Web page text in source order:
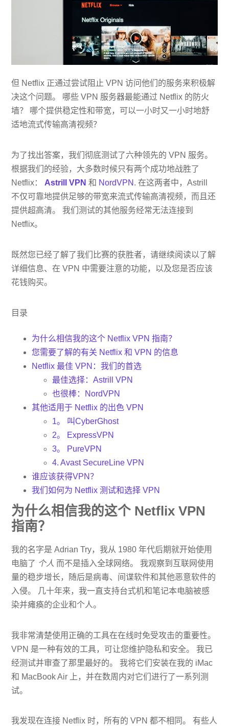
但 Netflix 正通过尝试阻止 VPN 访问他们的服务来积极解
决这个问题。 哪些 VPN 服务器最能通过 Netflix 的防火
墙？ 哪个提供稳定性和带宽，可以一小时又一小时地舒
适地流式传输高清视频？
为了找出答案，我们彻底测试了六种领先的 VPN 服务。
根据我们的经验，大多数时候只有两个成功地战胜了
Netflix： Astrill VPN 和 NordVPN . 在这两者中，Astrill
不仅可靠地提供足够的带宽来流式传输高清视频，而且还
提供超高清。 我们测试的其他服务经常无法连接到
Netflix。
既然您已经了解了我们比赛的获胜者，请继续阅读以了解
详细信息、在 VPN 中需要注意的功能，以及您是否应该
花钱购买。
目录
为什么相信我的这个 Netflix VPN 指南？
您需要了解的有关 Netflix 和 VPN 的信息
Netflix 最佳 VPN：我们的首选
最佳选择：Astrill VPN
也很棒：NordVPN
其他适用于 Netflix 的出色 VPN
1。 叫Cyber​​Ghost
2。 ExpressVPN
3。 PureVPN
4. Avast SecureLine VPN
谁应该获得VPN？
我们如何为 Netflix 测试和选择 VPN
为什么相信我的这个 Netflix VPN
指南？
我的名字是 Adrian Try，我从 1980 年代后期就开始使用
电脑了 个人 而不是插入全球网络。 我观察到互联网使用
量的稳步增长，随后是病毒、间谍软件和其他恶意软件的
入侵。 几十年来，我一直支持台式机和笔记本电脑被感
染并瘫痪的企业和个人。
我非常清楚使用正确的工具在在线时免受攻击的重要性。
VPN 是一种有效的工具，可让您维护隐私和安全。 我已
经测试并审查了那里最好的。 我将它们安装在我的 iMac
和 MacBook Air 上，并在数周内对它们进行了一系列测
试。
我发现在连接 Netflix 时，所有的 VPN 都不相同。 有些人